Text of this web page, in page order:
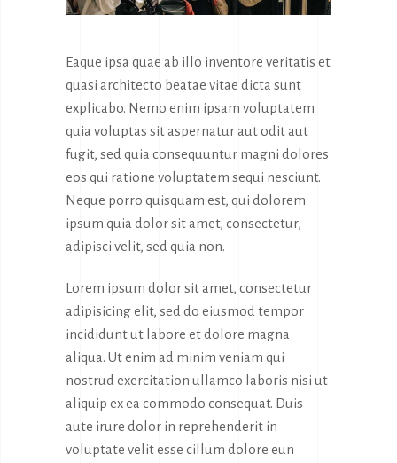
Eaque ipsa quae ab illo inventore veritatis et
quasi architecto beatae vitae dicta sunt
explicabo. Nemo enim ipsam voluptatem
quia voluptas sit aspernatur aut odit aut
fugit, sed quia consequuntur magni dolores
eos qui ratione voluptatem sequi nesciunt.
Neque porro quisquam est, qui dolorem
ipsum quia dolor sit amet, consectetur,
adipisci velit, sed quia non.
Lorem ipsum dolor sit amet, consectetur
adipisicing elit, sed do eiusmod tempor
incididunt ut labore et dolore magna
aliqua. Ut enim ad minim veniam qui
nostrud exercitation ullamco laboris nisi ut
aliquip ex ea commodo consequat. Duis
aute irure dolor in reprehenderit in
voluptate velit esse cillum dolore eun